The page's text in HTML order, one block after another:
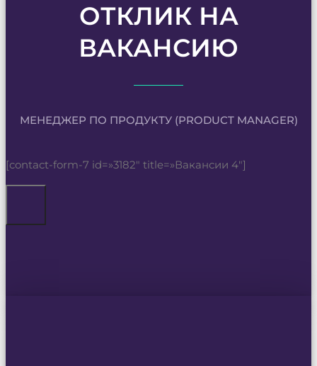
ОТКЛИК НА
ВАКАНСИЮ
МЕНЕДЖЕР ПО ПРОДУКТУ (PRODUCT MANAGER)
[contact-form-7 id=»3182″ title=»Вакансии 4″]